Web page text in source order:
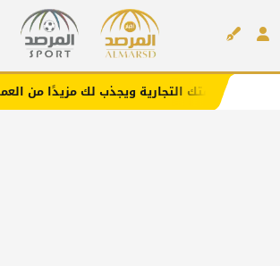
ويجذب لك مزيدًا من العملاء (اضغط لطلب